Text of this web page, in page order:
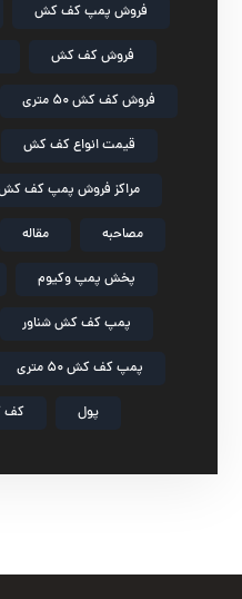
فروش پمپ کف کش
فروش کف کش
فروش کف کش ۵۰ متری
قیمت انواع کف کش
مراکز فروش پمپ کف
مصاحبه مقاله
پخش پمپ وکیوم
پمپ کف کش شناور
پمپ کف کش ۵۰ متری
پول کف کش ۵۰